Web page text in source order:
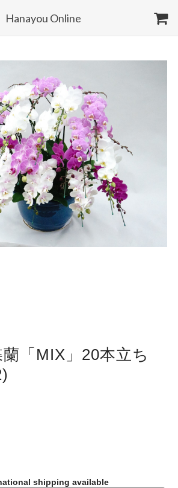
Hanayou Online
「MIX」20本立ち
shipping available